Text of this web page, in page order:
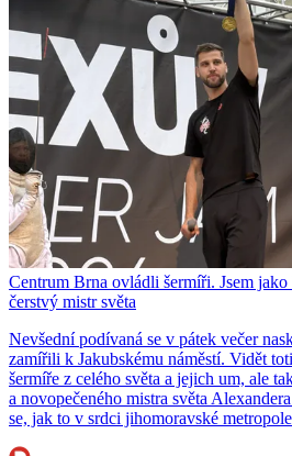
Centrum Brna ovládli šermíři. Jsem
čerstvý mistr světa
Nevšední podívaná se v pátek večer
zamířili k Jakubskému náměstí. Vidět
šermíře z celého světa a jejich um, ale
a novopečeného mistra světa
se, jak to v srdci jihomoravské